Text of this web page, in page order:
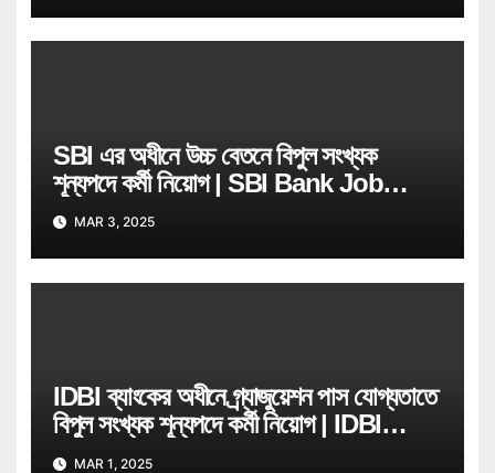
SBI এর অধীনে উচ্চ বেতনে বিপুল সংখ্যক
শূন্যপদে কর্মী নিয়োগ | SBI Bank Job
Recruitment
MAR 3, 2025
IDBI ব্যাংকের অধীনে গ্ৰ্যাজুয়েশন পাস যোগ্যতাতে
বিপুল সংখ্যক শূন্যপদে কর্মী নিয়োগ | IDBI
Bank Job Recruitment
MAR 1, 2025